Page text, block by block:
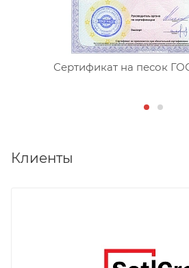
Сертификат на песок
Клиенты